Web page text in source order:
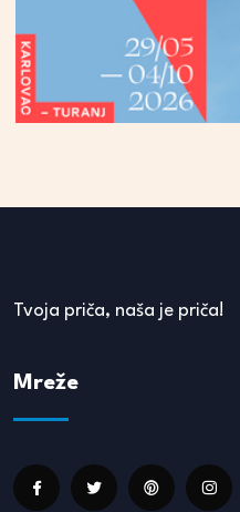
Tvoja priča, naša je priča!
Mreže